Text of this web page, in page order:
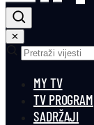
✕
MY TV
TV PROGRAM
SADRŽAJI